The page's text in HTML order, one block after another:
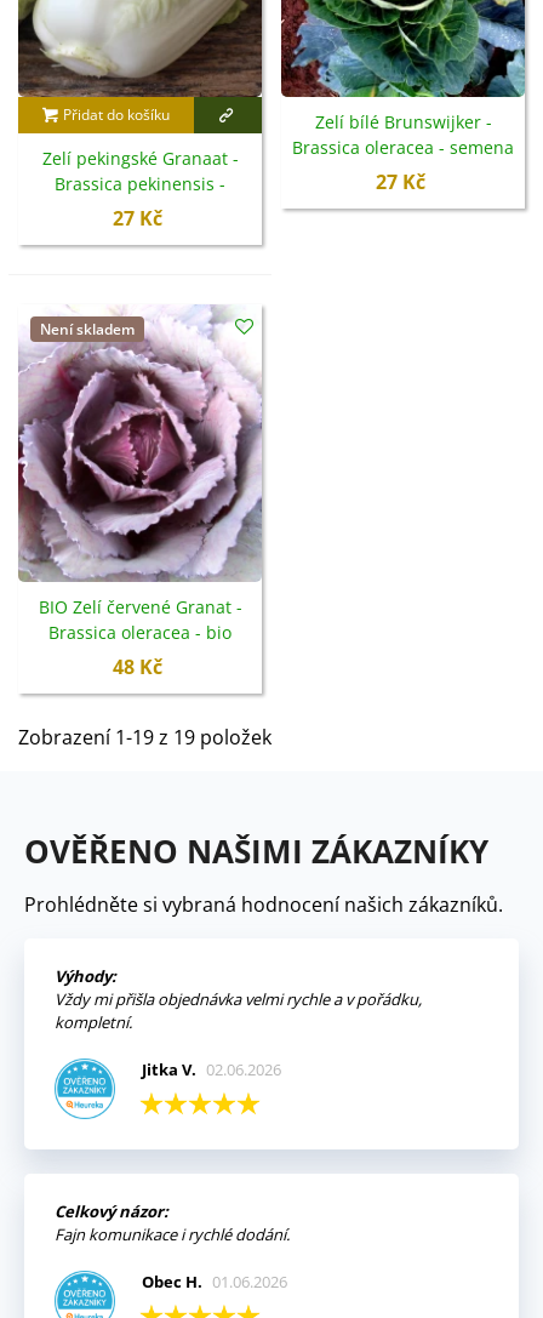
Přidat do košíku
Zelí pekingské Granaat -
Brassica pekinensis -
semena - 200 ks
27 Kč
Zelí bílé Brunswijker -
Brassica oleracea - semena
- 150 ks
27 Kč
Není skladem
BIO Zelí červené Granat -
Brassica oleracea - bio
semena - 40 ks
48 Kč
Zobrazení 1-19 z 19 položek
OVĚŘENO NAŠIMI ZÁKAZNÍKY
Prohlédněte si vybraná hodnocení našich zákazníků.
Výhody:
Vždy mi přišla objednávka velmi rychle a v pořádku,
kompletní.
Jitka V. 02.06.2026
Celkový názor:
Fajn komunikace i rychlé dodání.
Obec H. 01.06.2026